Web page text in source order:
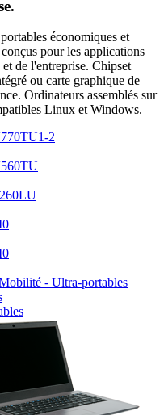
économiques et
pour les applications
de l'entreprise. Chipset
ou carte graphique de
Ordinateurs assemblés sur
Linux et Windows.
2